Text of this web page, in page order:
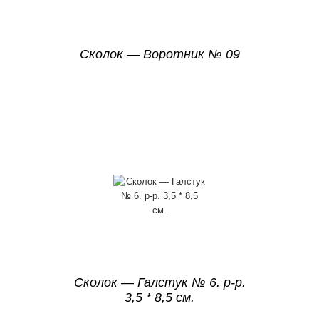
Сколок — Воротник № 09
Сколок — Галстук № 6. р-р.
3,5 * 8,5 см.